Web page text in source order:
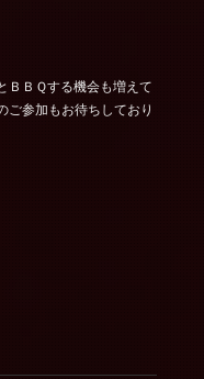
ＢＢＱする機会も増えて
ご参加もお待ちしており